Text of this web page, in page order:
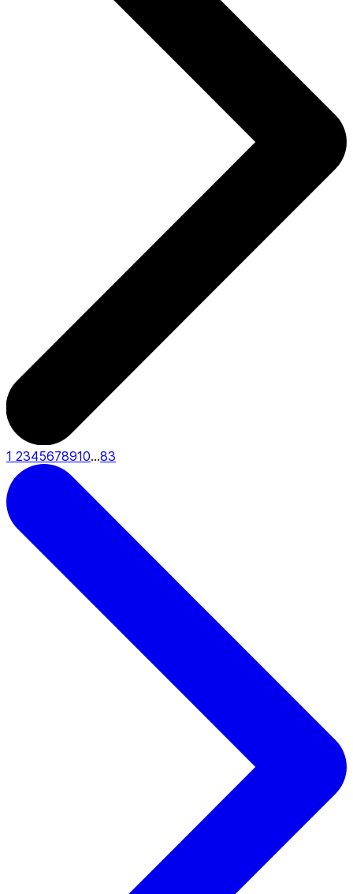
1 2345678910...83